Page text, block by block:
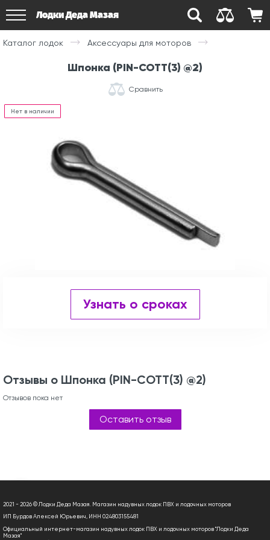
Лодки Деда Мазая
Каталог лодок Аксессуары для моторов
Шпонка (PIN-COTT(3) @2)
Сравнить
Нет в наличии
Узнать о сроках
Отзывы о Шпонка (PIN-COTT(3) @2)
Отзывов пока нет
Оставить отзыв
2021 - 2026 © Лодки Деда Мазая. Магазин надувных лодок ПВХ и лодочных моторов
ИП Бурдов Алексей Юрьевич, ИНН 024803155481
Официальный интернет-магазин надувных лодок ПВХ и лодочных моторов "Лодки Деда
Мазая"